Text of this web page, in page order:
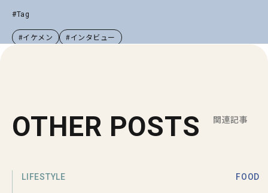
#Tag
#イケメン #インタビュー
OTHER POSTS 関連記事
LIFESTYLE FOOD